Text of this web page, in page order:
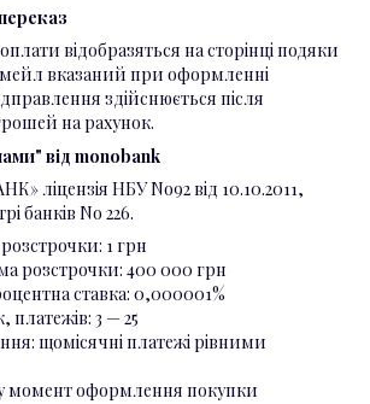
відобразяться на сторінці подяки
мейл вказаний при оформленні
здійснюється після
на рахунок.
від monobank
ліцензія НБУ No92 від 10.10.2011,
банків No 226.
1 грн
розстрочки: 400 000 грн
ставка: 0,000001%
3 — 25
щомісячні платежі рівними
момент оформлення покупки